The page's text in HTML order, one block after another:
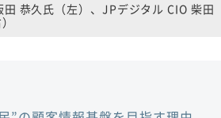
恭久氏（左）、JPデジタル CIO 柴田